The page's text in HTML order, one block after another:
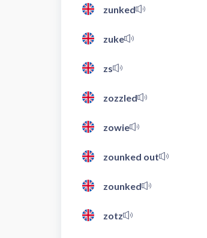
zunked
zuke
zs
zozzled
zowie
zounked out
zounked
zotz